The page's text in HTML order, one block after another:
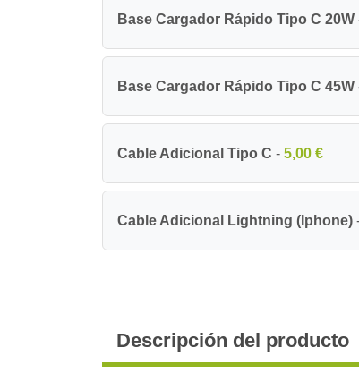
Base Cargador Rápido Tipo C 20W
Base Cargador Rápido Tipo C 45W
Cable Adicional Tipo C - 5,00 €
Cable Adicional Lightning (Iphone)
Descripción del producto